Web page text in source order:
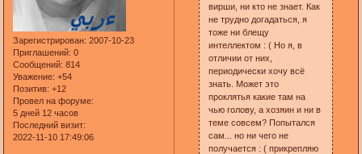
Зарегистрирован: 2007-10-23
Приглашений: 0
Сообщений: 814
Уважение: +54
Позитив: +12
Провел на форуме:
5 дней 12 часов
Последний визит:
2022-11-10 17:49:06
вирши, ни кто не знает. Как
не трудно догадаться, я
тоже ни блещу
интеллектом : ( Но я, в
отличии от них,
периодически хочу всё
знать. Может это
проклятья какие там на
чью голову, а хозяин и ни в
теме совсем? Попытался
сам... но ни чего не
получается : ( прикрепляю